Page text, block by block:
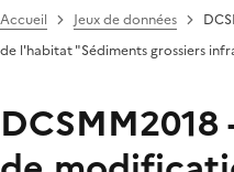
Accueil Jeux de données
de l'habitat "Sédiments grossiers
DCSMM2018